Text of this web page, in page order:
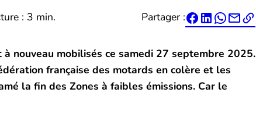
: 3 min. Partager :  
nouveau mobilisés ce samedi 27 septembre 2025.
française des motards en colère et les
la fin des Zones à faibles émissions. Car le